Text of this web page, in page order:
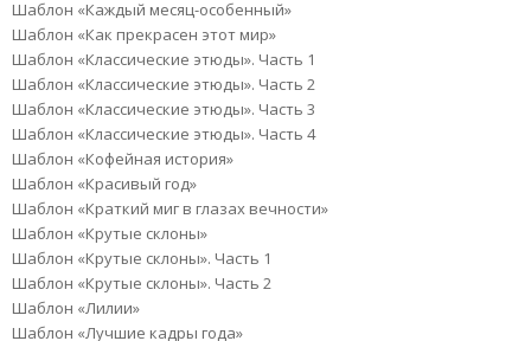
Шаблон «Каждый месяц-особенный»
Шаблон «Как прекрасен этот мир»
Шаблон «Классические этюды». Часть 1
Шаблон «Классические этюды». Часть 2
Шаблон «Классические этюды». Часть 3
Шаблон «Классические этюды». Часть 4
Шаблон «Кофейная история»
Шаблон «Красивый год»
Шаблон «Краткий миг в глазах вечности»
Шаблон «Крутые склоны»
Шаблон «Крутые склоны». Часть 1
Шаблон «Крутые склоны». Часть 2
Шаблон «Лилии»
Шаблон «Лучшие кадры года»